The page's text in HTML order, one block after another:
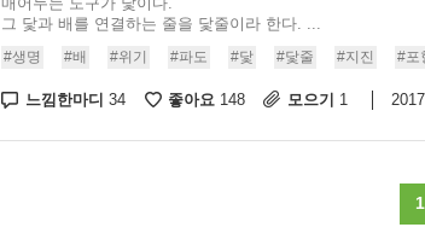
그 닻과 배를 연결하는 줄을 닻줄이라 한다. ...
#생명 #배 #위기 #파도 #닻 #닻줄 #지진 #포
느낌한마디 34 좋아요 148 모으기 1
1